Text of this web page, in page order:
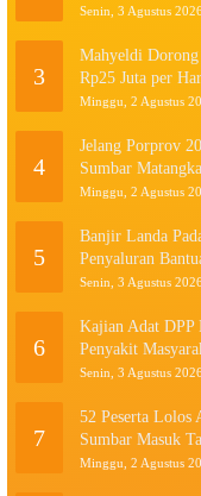
Senin, 3 Agustus
3
Mahyeldi
Rp25 Juta per
Minggu, 2 Agustus
4
Jelang Porprov
Sumbar
Minggu, 2 Agustus
5
Banjir Landa
Penyaluran
Senin, 3 Agustus
6
Kajian Adat DPP
Penyakit
Senin, 3 Agustus
7
52 Peserta Lolos
Sumbar Masuk
Minggu, 2 Agustus